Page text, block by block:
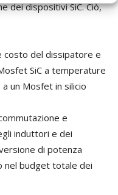
dei dispositivi SiC. Ciò,
costo del dissipatore e
SiC a temperature
un Mosfet in silicio
e
induttori e dei
di potenza
nel budget totale dei